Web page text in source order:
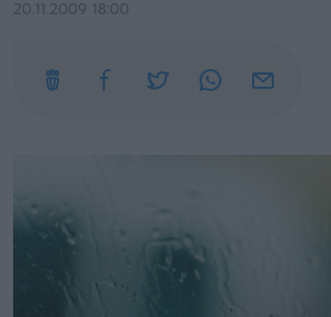
20.11.2009 18:00